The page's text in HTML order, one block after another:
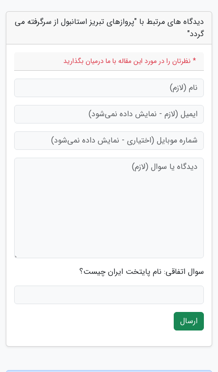
دیدگاه های مرتبط با "پروازهای تبریز استانبول از سرگرفته می
گردد"
* نظرتان را در مورد این مقاله با ما درمیان بگذارید
سوال اتفاقی: نام پایتخت ایران چیست؟
ارسال